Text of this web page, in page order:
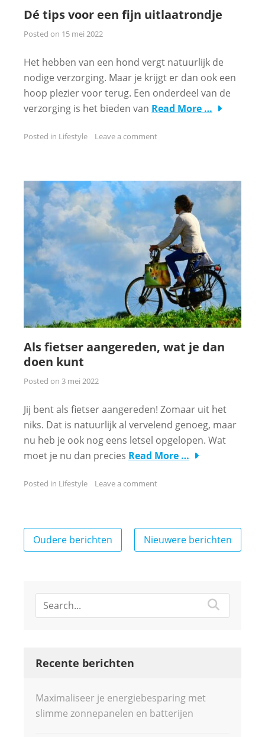
Dé tips voor een fijn uitlaatrondje
Posted on 15 mei 2022
Het hebben van een hond vergt natuurlijk de
nodige verzorging. Maar je krijgt er dan ook een
hoop plezier voor terug. Een onderdeel van de
verzorging is het bieden van Read More …
Posted in Lifestyle Leave a comment
Als fietser aangereden, wat je dan
doen kunt
Posted on 3 mei 2022
Jij bent als fietser aangereden! Zomaar uit het
niks. Dat is natuurlijk al vervelend genoeg, maar
nu heb je ook nog eens letsel opgelopen. Wat
moet je nu dan precies Read More …
Posted in Lifestyle Leave a comment
Berichtennavigatie
Oudere berichten Nieuwere berichten
Recente berichten
Maximaliseer je energiebesparing met
slimme zonnepanelen en batterijen